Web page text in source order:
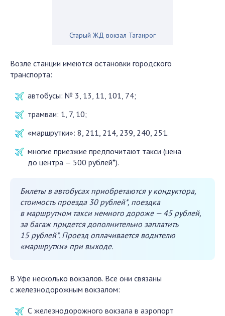
Старый ЖД вокзал Таганрог
Возле станции имеются остановки городского
транспорта:
автобусы: № 3, 13, 11, 101, 74;
трамваи: 1, 7, 10;
«маршрутки»: 8, 211, 214, 239, 240, 251.
многие приезжие предпочитают такси (цена
до центра — 500 рублей*).
Билеты в автобусах приобретаются у кондуктора,
стоимость проезда 30 рублей*, поездка
в маршрутном такси немного дороже — 45 рублей,
за багаж придется дополнительно заплатить
15 рублей*. Проезд оплачивается водителю
«маршрутки» при выходе.
В Уфе несколько вокзалов. Все они связаны
с железнодорожным вокзалом:
С железнодорожного вокзала в аэропорт